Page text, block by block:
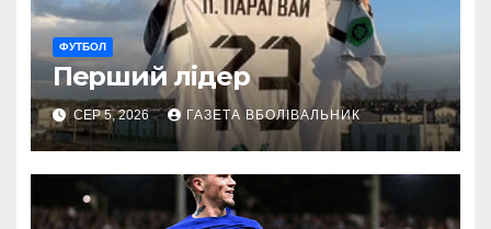
ФУТБОЛ
Перший лідер
СЕР 5, 2026 ГАЗЕТА ВБОЛІВАЛЬНИК